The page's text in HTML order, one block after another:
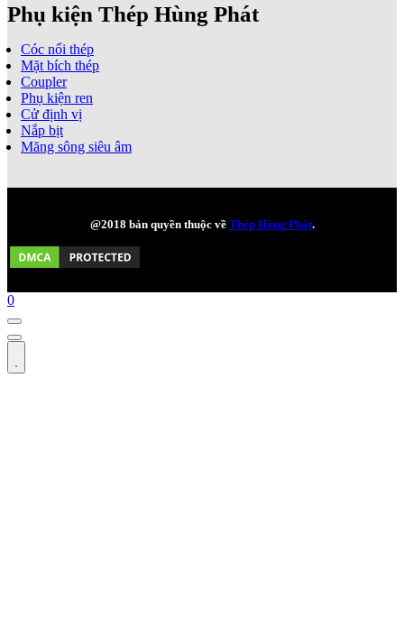
Phụ kiện Thép Hùng Phát
Cóc nối thép
Mặt bích thép
Coupler
Phụ kiện ren
Cử định vị
Nắp bịt
Măng sông siêu âm
@2018 bản quyền thuộc về Thép Hùng Phát.
0